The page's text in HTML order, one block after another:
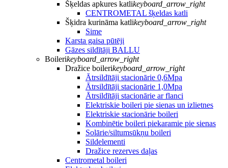
Šķeldas apkures katlikeyboard_arrow_right
CENTROMETAL šķeldas katli
Šķidra kurināma katlikeyboard_arrow_right
Sime
Karsta gaisa pūtēji
Gāzes sildītāji BALLU
Boilerikeyboard_arrow_right
Dražice boilerikeyboard_arrow_right
Ātrsildītāji stacionārie 0,6Mpa
Ātrsildītāji stacionārie 1,0Mpa
Ātrsildītāji stacionārie ar flanci
Elektriskie boileri pie sienas un izlietnes
Elektriskie stacionārie boileri
Kombinētie boileri piekaramie pie sienas
Solārie/siltumsūkņu boileri
Sildelementi
Dražice rezerves daļas
Centrometal boileri